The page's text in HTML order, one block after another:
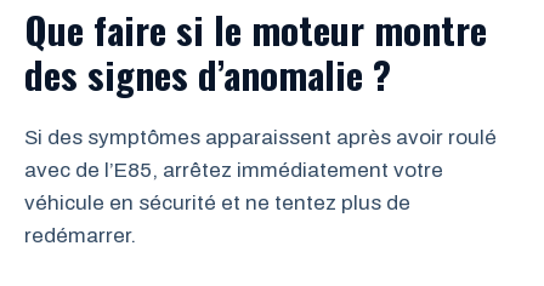
Que faire si le moteur montre
des signes d’anomalie ?
Si des symptômes apparaissent après avoir roulé
avec de l’E85, arrêtez immédiatement votre
véhicule en sécurité et ne tentez plus de
redémarrer.